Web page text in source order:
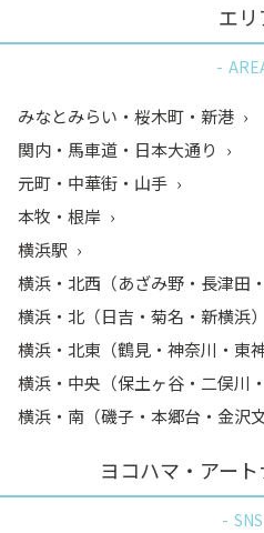
エリ
みなとみらい・桜木町・新港
関内・馬車道・日本大通り
元町・中華街・山手
本牧・根岸
横浜駅
横浜・北西（あざみ野・長津田
横浜・北（日吉・菊名・新横浜）
横浜・北東（鶴見・神奈川・東
横浜・中央（保土ヶ谷・二俣川
横浜・南（磯子・本郷台・金沢
ヨコハマ・アー
SNS